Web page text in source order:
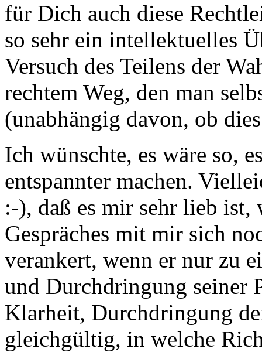
für Dich auch diese
so sehr ein intellektuelles
Versuch des Teilens der
rechtem Weg, den man
(unabhängig davon, ob
Ich wünschte, es wäre so,
entspannter machen.
:-), daß es mir sehr lieb
Gespräches mit mir sich
verankert, wenn er nur zu
und Durchdringung seiner
Klarheit, Durchdringung
gleichgültig, in welche